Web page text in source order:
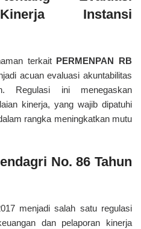
Instansi
terkait PERMENPAN RB
acuan evaluasi akuntabilitas
Regulasi ini menegaskan
kinerja, yang wajib dipatuhi
rangka meningkatkan mutu
No. 86 Tahun
menjadi salah satu regulasi
dan pelaporan kinerja